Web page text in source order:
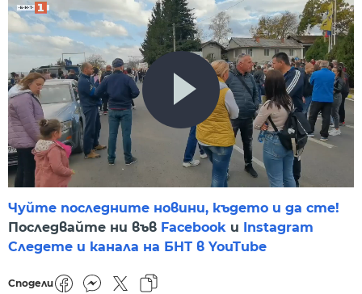
Чуйте последните новини, където и да сте!
Последвайте ни във Facebook и
Instagram
Следете и канала на БНТ в YouTube
Сподели